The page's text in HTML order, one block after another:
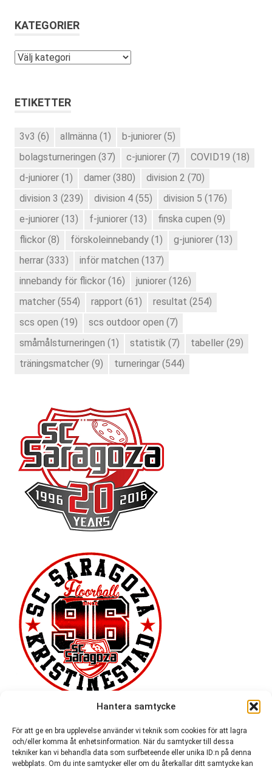
Hantera samtycke
För att ge en bra upplevelse använder vi teknik som cookies för att lagra
och/eller komma åt enhetsinformation. När du samtycker till dessa
tekniker kan vi behandla data som surfbeteende eller unika ID:n på denna
webbplats. Om du inte samtycker eller om du återkallar ditt samtycke kan
KATEGORIER
Kategorier
ETIKETTER
3v3 (6) allmänna (1) b-juniorer (5)
bolagsturneringen (37) c-juniorer (7) COVID19 (18)
d-juniorer (1) damer (380) division 2 (70)
division 3 (239) division 4 (55) division 5 (176)
e-juniorer (13) f-juniorer (13) finska cupen (9)
flickor (8) förskoleinnebandy (1) g-juniorer (13)
herrar (333) inför matchen (137)
innebandy för flickor (16) juniorer (126)
matcher (554) rapport (61) resultat (254)
scs open (19) scs outdoor open (7)
småmålsturneringen (1) statistik (7) tabeller (29)
träningsmatcher (9) turneringar (544)